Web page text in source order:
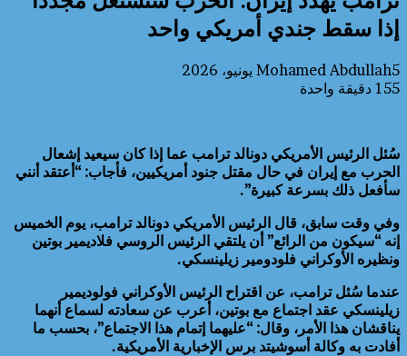
إذا سقط جندي أمريكي واحد
Mohamed Abdullah5 يونيو، 2026
155 دقيقة واحدة
سُئل الرئيس الأمريكي دونالد ترامب عما إذا كان سيعيد إشعال
الحرب مع إيران في حال مقتل جنود أمريكيين، فأجاب: “أعتقد أنني
سأفعل ذلك بسرعة كبيرة”.
وفي وقت سابق، قال الرئيس الأمريكي دونالد ترامب، يوم الخميس
إنه “سيكون من الرائع” أن يلتقي الرئيس الروسي فلاديمير بوتين
ونظيره الأوكراني فلودومير زيلينسكي.
عندما سُئل ترامب، عن اقتراح الرئيس الأوكراني فولوديمير
زيلينسكي عقد اجتماع مع بوتين، أعرب عن سعادته لسماع أنهما
يناقشان هذا الأمر، وقال: “عليهما إتمام هذا الاجتماع”، بحسب ما
أفادت به وكالة أسوشيتد برس الإخبارية الأمريكية.